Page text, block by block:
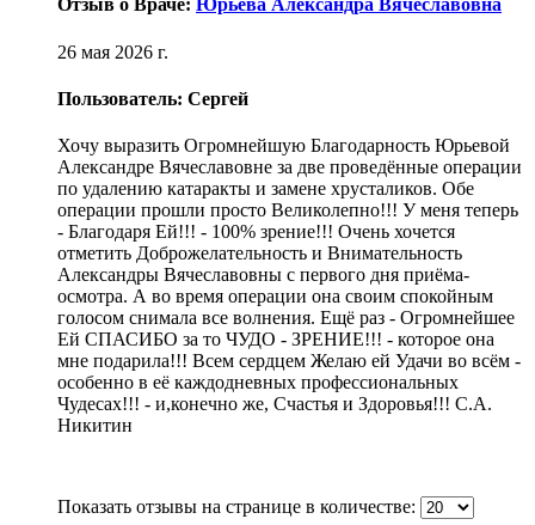
Отзыв о Враче: Юрьева Александра Вячеславовна
26 мая 2026 г.
Пользователь: Сергей
Хочу выразить Огромнейшую Благодарность Юрьевой
Александре Вячеславовне за две проведённые операции
по удалению катаракты и замене хрусталиков. Обе
операции прошли просто Великолепно!!! У меня теперь
- Благодаря Ей!!! - 100% зрение!!! Очень хочется
отметить Доброжелательность и Внимательность
Александры Вячеславовны с первого дня приёма-
осмотра. А во время операции она своим спокойным
голосом снимала все волнения. Ещё раз - Огромнейшее
Ей СПАСИБО за то ЧУДО - ЗРЕНИЕ!!! - которое она
мне подарила!!! Всем сердцем Желаю ей Удачи во всём -
особенно в её каждодневных профессиональных
Чудесах!!! - и,конечно же, Счастья и Здоровья!!! С.А.
Никитин
Показать отзывы на странице в количестве: